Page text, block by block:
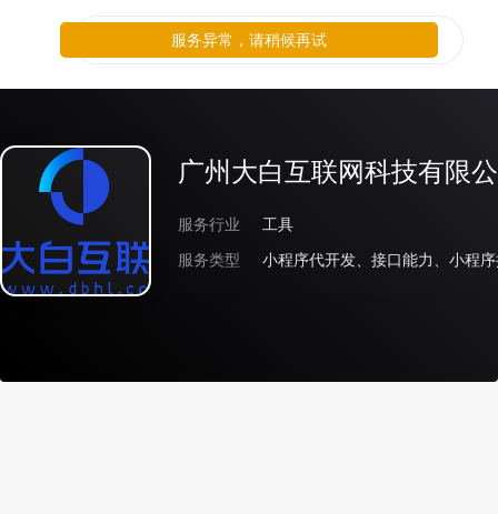
广州大白互联网科技有限
服务行业
工具
服务类型
服务异常，请稍候再试